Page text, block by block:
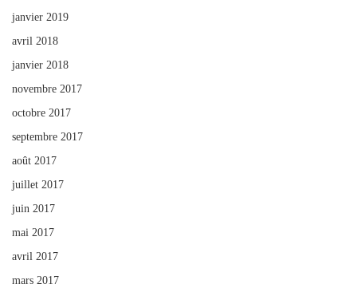
janvier 2019
avril 2018
janvier 2018
novembre 2017
octobre 2017
septembre 2017
août 2017
juillet 2017
juin 2017
mai 2017
avril 2017
mars 2017